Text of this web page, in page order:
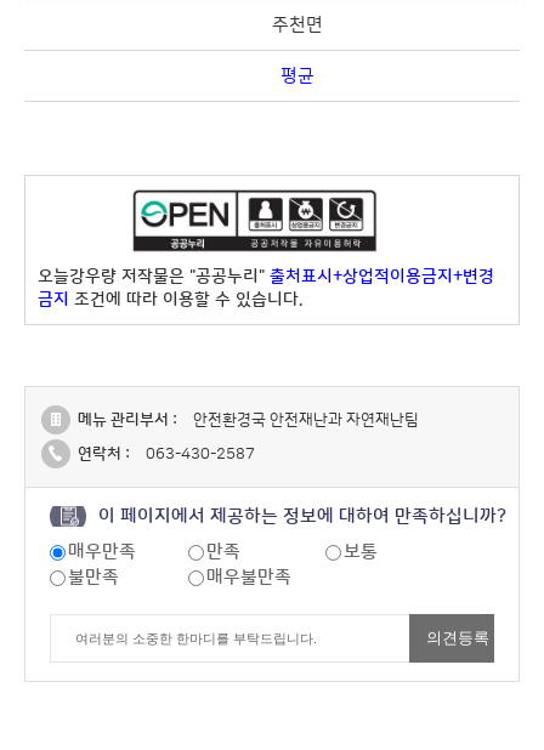
주천면
평균
오늘강우량 저작물은 "공공누리" 출처표시+상업적이용금지+변경
금지 조건에 따라 이용할 수 있습니다.
메뉴 관리부서 :
안전환경국 안전재난과 자연재난팀
연락처 :
063-430-2587
이 페이지에서 제공하는 정보에 대하여 만족하십니까?
매우만족
만족
보통
불만족
매우불만족